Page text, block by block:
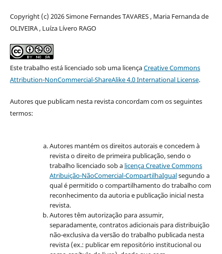
Copyright (c) 2026 Simone Fernandes TAVARES , Maria Fernanda de
OLIVEIRA , Luíza Lívero RAGO
Este trabalho está licenciado sob uma licençaCreative Commons
Attribution-NonCommercial-ShareAlike 4.0 International License.
Autores que publicam nesta revista concordam com os seguintes
termos:
Autores mantém os direitos autorais e concedem à
revista o direito de primeira publicação, sendo o
trabalho licenciado sob a licença Creative Commons
Atribuição-NãoComercial-CompartilhaIgualsegundo a
qual é permitido o compartilhamento do trabalho com
reconhecimento da autoria e publicação inicial nesta
revista.
Autores têm autorização para assumir,
separadamente, contratos adicionais para distribuição
não-exclusiva da versão do trabalho publicada nesta
revista (ex.: publicar em repositório institucional ou